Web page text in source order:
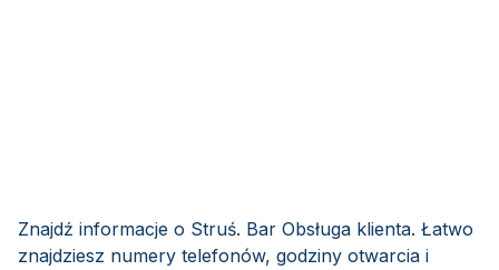
Znajdź informacje o Struś. Bar Obsługa klienta. Łatwo
znajdziesz numery telefonów, godziny otwarcia i